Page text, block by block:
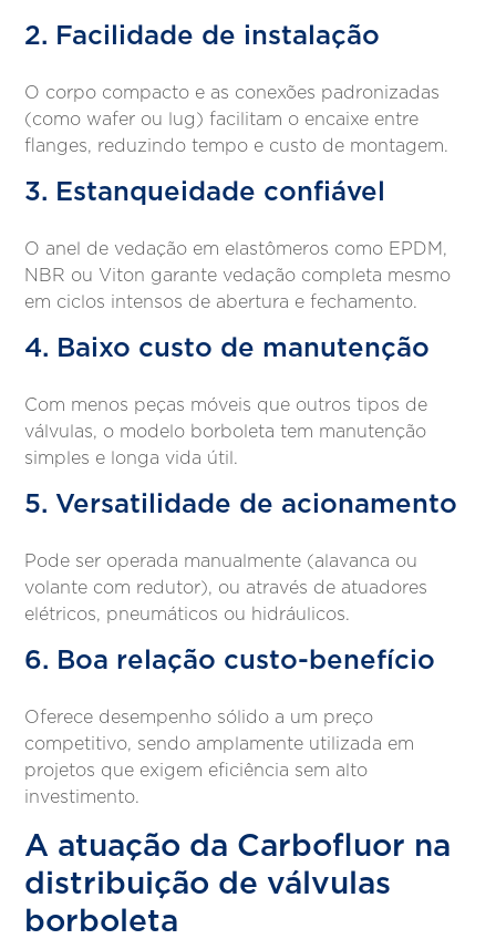
2. Facilidade de instalação
O corpo compacto e as conexões padronizadas
(como wafer ou lug) facilitam o encaixe entre
flanges, reduzindo tempo e custo de montagem.
3. Estanqueidade confiável
O anel de vedação em elastômeros como EPDM,
NBR ou Viton garante vedação completa mesmo
em ciclos intensos de abertura e fechamento.
4. Baixo custo de manutenção
Com menos peças móveis que outros tipos de
válvulas, o modelo borboleta tem manutenção
simples e longa vida útil.
5. Versatilidade de acionamento
Pode ser operada manualmente (alavanca ou
volante com redutor), ou através de atuadores
elétricos, pneumáticos ou hidráulicos.
6. Boa relação custo-benefício
Oferece desempenho sólido a um preço
competitivo, sendo amplamente utilizada em
projetos que exigem eficiência sem alto
investimento.
A atuação da Carbofluor na
distribuição de válvulas
borboleta